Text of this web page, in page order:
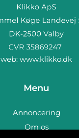
web: www.klikko.dk
Menu
Annoncering
Om os